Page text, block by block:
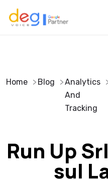
Home Blog
Analytics
And
Tracking
Run Up
sul